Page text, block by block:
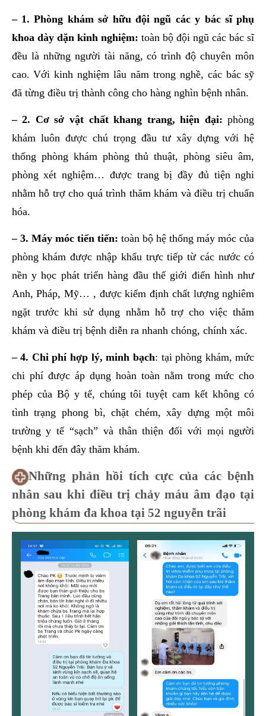
– 1. Phòng khám sở hữu đội ngũ các y bác sĩ phụ
khoa dày dặn kinh nghiệm: toàn bộ đội ngũ các bác sĩ
đều là những người tài năng, có trình độ chuyên môn
cao. Với kinh nghiệm lâu năm trong nghề, các bác sỹ
đã từng điều trị thành công cho hàng nghìn bệnh nhân.
– 2. Cơ sở vật chất khang trang, hiện đại: phòng
khám luôn được chú trọng đầu tư xây dựng với hệ
thống phòng khám phòng thủ thuật, phòng siêu âm,
phòng xét nghiệm… được trang bị đầy đủ tiện nghi
nhằm hỗ trợ cho quá trình thăm khám và điều trị chuẩn
hóa.
– 3. Máy móc tiến tiến: toàn bộ hệ thống máy móc của
phòng khám được nhập khẩu trực tiếp từ các nước có
nền y học phát triển hàng đầu thế giới điển hình như
Anh, Pháp, Mỹ… , được kiểm định chất lượng nghiêm
ngặt trước khi sử dụng nhằm hỗ trợ cho việc thăm
khám và điều trị bệnh diễn ra nhanh chóng, chính xác.
– 4. Chi phí hợp lý, minh bạch: tại phòng khám, mức
chi phí được áp dụng hoàn toàn nằm trong mức cho
phép của Bộ y tế, chúng tôi tuyệt cam kết không có
tình trạng phong bì, chặt chém, xây dựng một môi
trường y tế “sạch” và thân thiện đối với mọi người
bệnh khi đến đây thăm khám.
Những phản hồi tích cực của các bệnh
nhân sau khi điều trị chảy máu âm đạo tại
phòng khám đa khoa tại 52 nguyễn trãi